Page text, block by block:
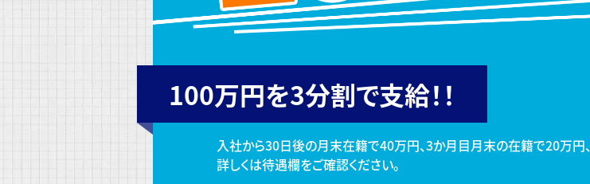
100万円を3分割で支給！！
入社から30日後の月末在籍で40万円、3か月目月末の在籍で20万円
詳しくは待遇欄をご確認ください。